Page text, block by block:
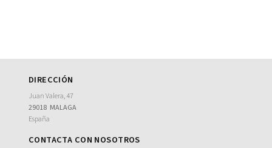
DIRECCIÓN
Juan Valera, 47
29018 MALAGA
España
CONTACTA CON NOSOTROS